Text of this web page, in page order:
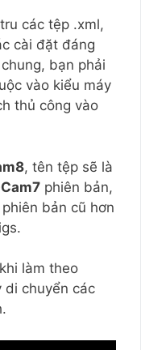
các tệp .xml,
cài đặt đáng
bạn phải
vào kiểu máy
thủ công vào
, tên tệp sẽ là
phiên bản,
bản cũ hơn
làm theo
di chuyển các